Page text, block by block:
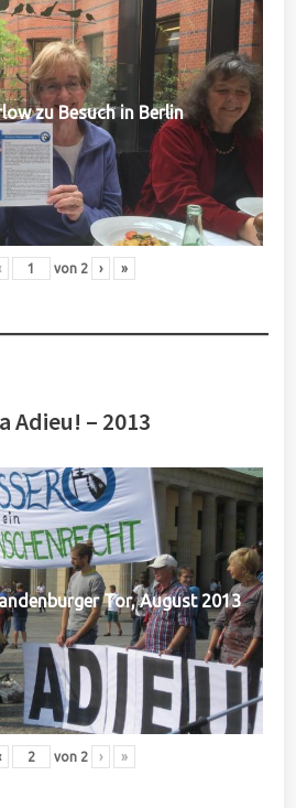
zu Besuch in Berlin
von 2 › »
Adieu! – 2013
Tor, August 2013
von 2 › »